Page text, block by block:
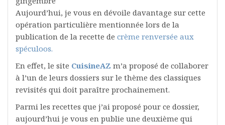
Aujourd’hui, je vous en dévoile davantage sur cette
opération particulière mentionnée lors de la
publication de la recette de crème renversée aux
spéculoos.
En effet, le site CuisineAZ m’a proposé de collaborer
à l’un de leurs dossiers sur le thème des classiques
revisités qui doit paraître prochainement.
Parmi les recettes que j’ai proposé pour ce dossier,
aujourd’hui je vous en publie une deuxième qui